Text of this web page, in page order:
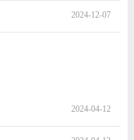
2024-12-07
2024-04-12